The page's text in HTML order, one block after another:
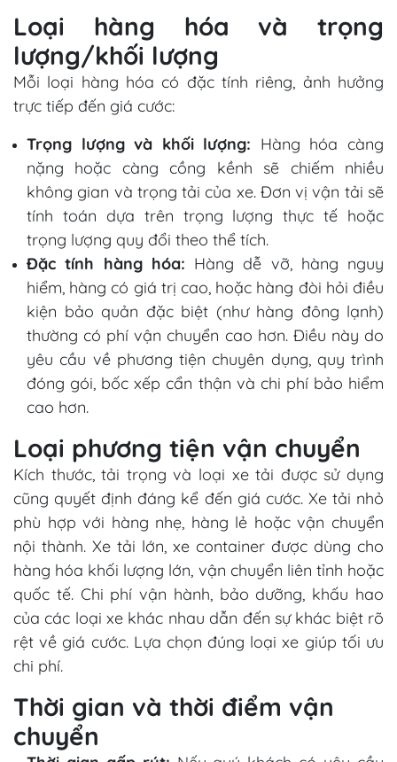
Loại hàng hóa và trọng
lượng/khối lượng
Mỗi loại hàng hóa có đặc tính riêng, ảnh hưởng
trực tiếp đến giá cước:
Trọng lượng và khối lượng: Hàng hóa càng
nặng hoặc càng cồng kềnh sẽ chiếm nhiều
không gian và trọng tải của xe. Đơn vị vận tải sẽ
tính toán dựa trên trọng lượng thực tế hoặc
trọng lượng quy đổi theo thể tích.
Đặc tính hàng hóa: Hàng dễ vỡ, hàng nguy
hiểm, hàng có giá trị cao, hoặc hàng đòi hỏi điều
kiện bảo quản đặc biệt (như hàng đông lạnh)
thường có phí vận chuyển cao hơn. Điều này do
yêu cầu về phương tiện chuyên dụng, quy trình
đóng gói, bốc xếp cẩn thận và chi phí bảo hiểm
cao hơn.
Loại phương tiện vận chuyển
Kích thước, tải trọng và loại xe tải được sử dụng
cũng quyết định đáng kể đến giá cước. Xe tải nhỏ
phù hợp với hàng nhẹ, hàng lẻ hoặc vận chuyển
nội thành. Xe tải lớn, xe container được dùng cho
hàng hóa khối lượng lớn, vận chuyển liên tỉnh hoặc
quốc tế. Chi phí vận hành, bảo dưỡng, khấu hao
của các loại xe khác nhau dẫn đến sự khác biệt rõ
rệt về giá cước. Lựa chọn đúng loại xe giúp tối ưu
chi phí.
Thời gian và thời điểm vận
chuyển